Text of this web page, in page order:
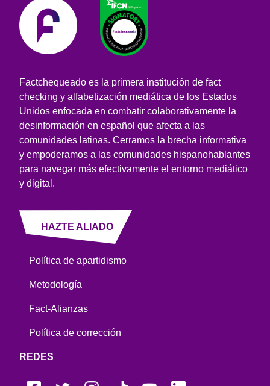
Factchequeado es la primera institución de fact
checking y alfabetización mediática de los Estados
Unidos enfocada en combatir colaborativamente la
desinformación en español que afecta a las
comunidades latinas. Cerramos la brecha informativa
y empoderamos a las comunidades hispanohablantes
para navegar más efectivamente el entorno mediático
y digital.
HAZTE ALIADO
Política de apartidismo
Metodología
Fact-Alianzas
Política de corrección
REDES